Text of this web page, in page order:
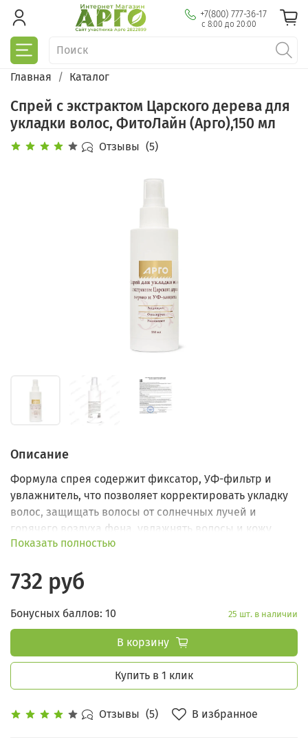
+7(800) 777-36-17
с 8:00 до 20:00
Главная Каталог
Спрей с экстрактом Царского дерева для
укладки волос, ФитоЛайн (Арго),150 мл
Отзывы (5)
Отзывы (5) В избранное
Описание
Формула спрея содержит фиксатор, УФ-фильтр и
увлажнитель, что позволяет корректировать укладку
волос, защищать волосы от солнечных лучей и
горячего воздуха фена, увлажнять волосы и кожу
головы. 100% объем. Подвижность и сохранность
Показать полностью
732 руб
Бонусных баллов: 10 25 шт. в наличии
В корзину
Купить в 1 клик